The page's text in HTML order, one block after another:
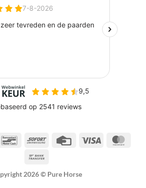
BancontactSofort
Credit
Visa
2026 © Pure Horse